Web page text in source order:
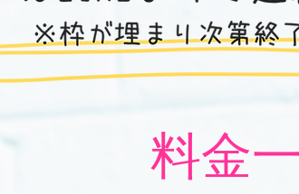
料金